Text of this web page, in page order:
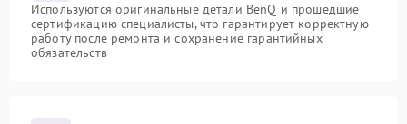
Используются оригинальные детали BenQ и прошедшие
сертификацию специалисты, что гарантирует корректную
работу после ремонта и сохранение гарантийных
обязательств